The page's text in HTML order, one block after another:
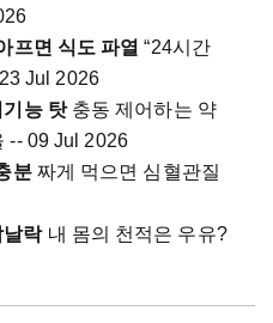
프면 식도 파열 “24시간
Jul 2026
능 탓충동 제어하는 약
-- 09 Jul 2026
분짜게 먹으면 심혈관질
날락내 몸의 천적은 우유?